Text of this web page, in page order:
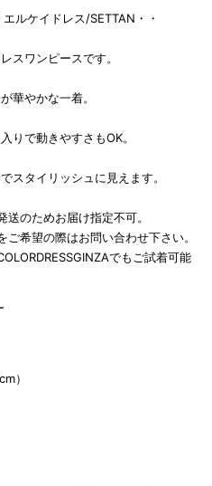
エルケイドレス/SETTAN・・
スワンピースです。
華やかな一着。
りで動きやすさもOK。
スタイリッシュに見えます。
送のためお届け指定不可。
ご希望の際はお問い合わせ下さい。
でもご試着可能
）